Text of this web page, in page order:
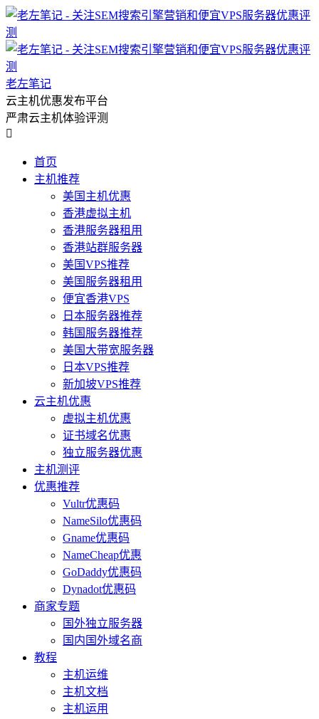
老左笔记
云主机优惠发布平台
严肃云主机体验评测

首页
主机推荐
美国主机优惠
香港虚拟主机
香港服务器租用
香港站群服务器
美国VPS推荐
美国服务器租用
便宜香港VPS
日本服务器推荐
韩国服务器推荐
美国大带宽服务器
日本VPS推荐
新加坡VPS推荐
云主机优惠
虚拟主机优惠
证书域名优惠
独立服务器优惠
主机测评
优惠推荐
Vultr优惠码
NameSilo优惠码
Gname优惠码
NameCheap优惠
GoDaddy优惠码
Dynadot优惠码
商家专题
国外独立服务器
国内国外域名商
教程
主机运维
主机文档
主机运用